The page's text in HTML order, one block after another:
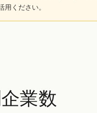
ください。
業数